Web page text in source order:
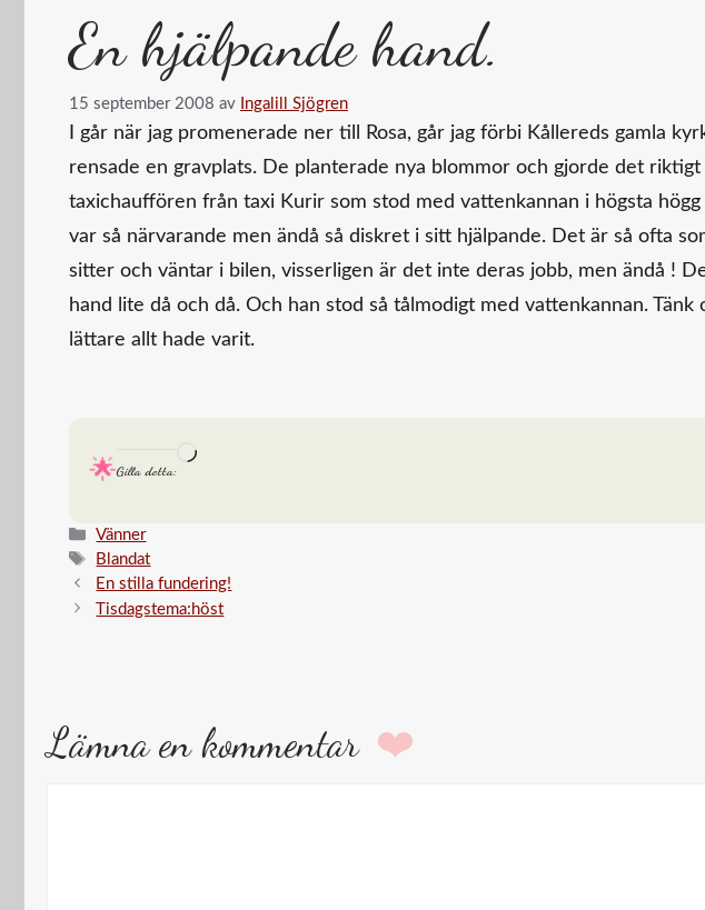
En hjälpande hand.
15 september 2008 av Ingalill Sjögren
I går när jag promenerade ner till Rosa, går jag förbi Kållereds gamla
rensade en gravplats. De planterade nya blommor och gjorde det
taxichauffören från taxi Kurir som stod med vattenkannan i högsta
var så närvarande men ändå så diskret i sitt hjälpande. Det är så ofta
sitter och väntar i bilen, visserligen är det inte deras jobb, men ändå !
hand lite då och då. Och han stod så tålmodigt med vattenkannan.
lättare allt hade varit.
Gilla detta:
Laddar
Kategorier
Vänner
Etiketter
Blandat
En stilla fundering!
Tisdagstema:höst
Lämna en kommentar